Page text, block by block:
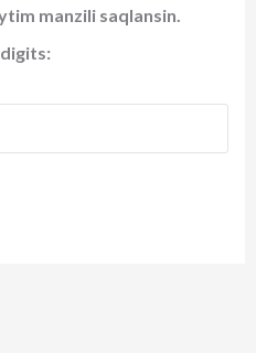
manzili saqlansin.